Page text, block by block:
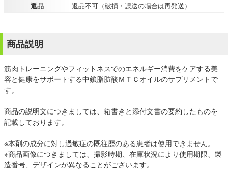
返品
返品不可（破損・誤送の場合は再発送）
商品説明
筋肉トレーニングやフィットネスでのエネルギー消費をケアする美
容と健康をサポートする中鎖脂肪酸ＭＴＣオイルのサプリメントで
す。
商品の説明文につきましては、箱書きと添付文書の要約したものを
記載しております。
※本剤の成分に対し過敏症の既往歴のある患者は使用できません。
※商品画像につきましては、撮影時期、在庫状況により使用期限、製
造番号、デザインが異なることがございます。